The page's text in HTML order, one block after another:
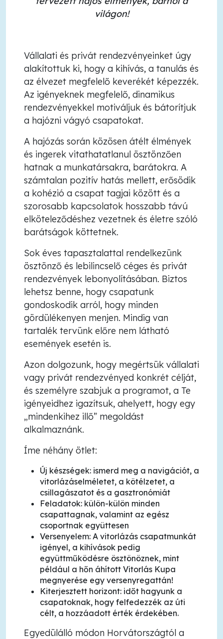
világon!
Vállalati és privát rendezvényeinket úgy
alakítottuk ki, hogy a kihívás, a tanulás és
az élvezet megfelelő keverékét képezzék.
Az igényeknek megfelelő, dinamikus
rendezvényekkel motiváljuk és bátorítjuk
a hajózni vágyó csapatokat.
A hajózás során közösen átélt élmények
és ingerek vitathatatlanul ösztönzően
hatnak a munkatársakra, barátokra. A
számtalan pozitív hatás mellett, erősödik
a kohézió a csapat tagjai között és a
szorosabb kapcsolatok hosszabb távú
elköteleződéshez vezetnek és életre szóló
barátságok köttetnek.
Sok éves tapasztalattal rendelkezünk
ösztönző és lebilincselő céges és privát
rendezvények lebonyolításában. Biztos
lehetsz benne, hogy csapatunk
gondoskodik arról, hogy minden
gördülékenyen menjen. Mindig van
tartalék tervünk előre nem látható
események esetén is.
Azon dolgozunk, hogy megértsük vállalati
vagy privát rendezvényed konkrét célját,
és személyre szabjuk a programot, a Te
igényeidhez igazítsuk, ahelyett, hogy egy
„mindenkihez illő” megoldást
alkalmaznánk.
Íme néhány ötlet:
Új készségek: ismerd meg a navigációt, a
vitorlázáselméletet, a kötélzetet, a
csillagászatot és a gasztronómiát
Feladatok: külön-külön minden
csapattagnak, valamint az egész
csoportnak együttesen
Versenyelem: A vitorlázás csapatmunkát
igényel, a kihívások pedig
együttműködésre ösztönöznek, mint
például a hőn áhított Vitorlás Kupa
megnyerése egy versenyregattán!
Kiterjesztett horizont: időt hagyunk a
csapatoknak, hogy felfedezzék az úti
célt, a hozzáadott érték érdekében.
Egyedülálló módon Horvátországtól a